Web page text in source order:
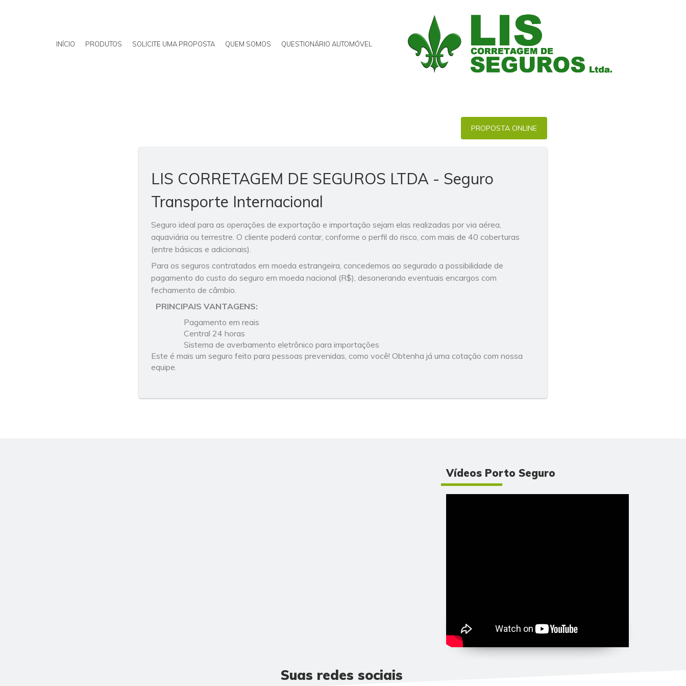
INÍCIO PRODUTOS SOLICITE UMA PROPOSTA QUEM SOMOS QUESTIONÁRIO AUTOMÓVEL
PROPOSTA ONLINE
LIS CORRETAGEM DE SEGUROS LTDA - Seguro
Transporte Internacional
Seguro ideal para as operações de exportação e importação sejam elas realizadas por via aérea,
aquaviária ou terrestre. O cliente poderá contar, conforme o perfil do risco, com mais de 40 coberturas
(entre básicas e adicionais).
Para os seguros contratados em moeda estrangeira, concedemos ao segurado a possibilidade de
pagamento do custo do seguro em moeda nacional (R$), desonerando eventuais encargos com
fechamento de câmbio.
PRINCIPAIS VANTAGENS:
Pagamento em reais
Central 24 horas
Sistema de averbamento eletrônico para importações
Este é mais um seguro feito para pessoas prevenidas, como você! Obtenha já uma cotação com nossa
equipe.
Vídeos Porto Seguro
Suas redes sociais